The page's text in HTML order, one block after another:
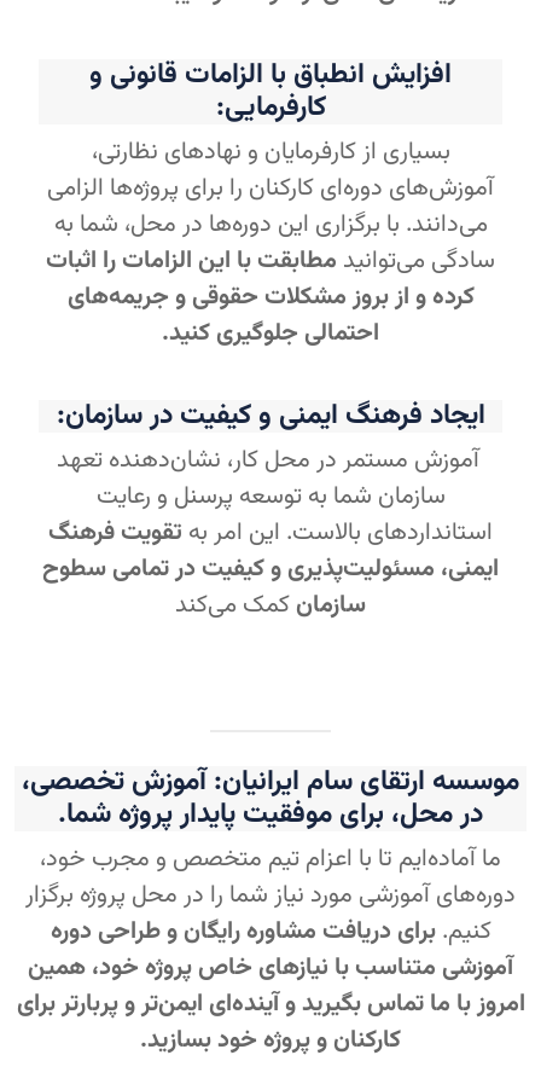
افزایش انطباق با الزامات قانونی و
کارفرمایی:
بسیاری از کارفرمایان و نهادهای نظارتی،
آموزش‌های دوره‌ای کارکنان را برای پروژه‌ها الزامی
می‌دانند. با برگزاری این دوره‌ها در محل، شما به
سادگی می‌توانید مطابقت با این الزامات را اثبات
کرده و از بروز مشکلات حقوقی و جریمه‌های
احتمالی جلوگیری کنید.
ایجاد فرهنگ ایمنی و کیفیت در سازمان:
آموزش مستمر در محل کار، نشان‌دهنده تعهد
سازمان شما به توسعه پرسنل و رعایت
استانداردهای بالاست. این امر به تقویت فرهنگ
ایمنی، مسئولیت‌پذیری و کیفیت در تمامی سطوح
سازمانکمک می‌کند
موسسه ارتقای سام ایرانیان: آموزش تخصصی،
در محل، برای موفقیت پایدار پروژه شما.
ما آماده‌ایم تا با اعزام تیم متخصص و مجرب خود،
دوره‌های آموزشی مورد نیاز شما را در محل پروژه برگزار
کنیم.برای دریافت مشاوره رایگان و طراحی دوره
آموزشی متناسب با نیازهای خاص پروژه خود، همین
امروز با ما تماس بگیرید و آینده‌ای ایمن‌تر و پربارتر برای
کارکنان و پروژه خود بسازید.